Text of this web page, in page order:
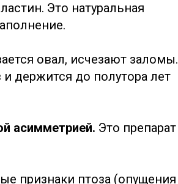
Это натуральная
овал, исчезают заломы.
держится до полутора лет
асимметрией. Это препарат
признаки птоза (опущения